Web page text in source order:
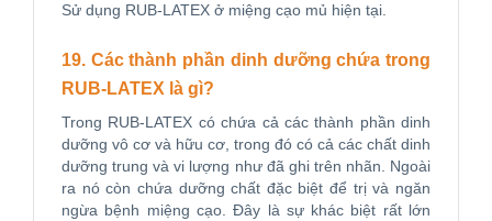
Sử dụng RUB-LATEX ở miệng cạo mủ hiện tại.
19. Các thành phần dinh dưỡng chứa trong
RUB-LATEX là gì?
Trong RUB-LATEX có chứa cả các thành phần dinh
dưỡng vô cơ và hữu cơ, trong đó có cả các chất dinh
dưỡng trung và vi lượng như đã ghi trên nhãn. Ngoài
ra nó còn chứa dưỡng chất đặc biệt để trị và ngăn
ngừa bệnh miệng cạo. Đây là sự khác biệt rất lớn